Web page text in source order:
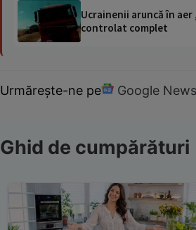
Ucrainenii aruncă în
controlat complet
Urmărește-ne pe Google News
Ghid de cumpărături